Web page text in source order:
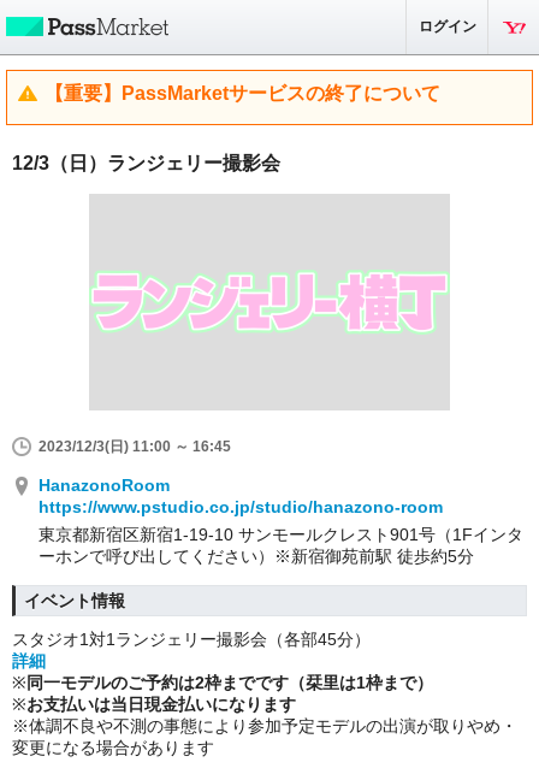
ログイン
【重要】PassMarketサービスの終了について
12/3（日）ランジェリー撮影会
2023/12/3(日) 11:00 ～ 16:45
HanazonoRoom
https://www.pstudio.co.jp/studio/hanazono-room
東京都新宿区新宿1-19-10 サンモールクレスト901号（1Fインタ
ーホンで呼び出してください）※新宿御苑前駅 徒歩約5分
イベント情報
スタジオ1対1ランジェリー撮影会（各部45分）
詳細
※同一モデルのご予約は2枠までです（栞里は1枠まで）
※お支払いは当日現金払いになります
※体調不良や不測の事態により参加予定モデルの出演が取りやめ・
変更になる場合があります